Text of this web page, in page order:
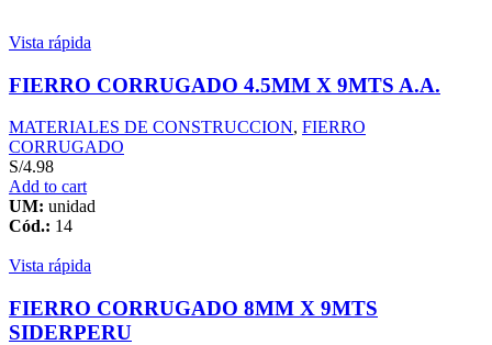
Vista rápida
FIERRO CORRUGADO 4.5MM X 9MTS A.A.
MATERIALES DE CONSTRUCCION, FIERRO
CORRUGADO
S/4.98
Add to cart
UM: unidad
Cód.: 14
Vista rápida
FIERRO CORRUGADO 8MM X 9MTS
SIDERPERU